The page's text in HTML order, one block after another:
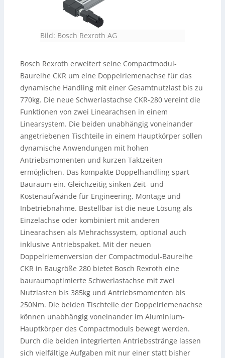
Bild: Bosch Rexroth AG
Bosch Rexroth erweitert seine Compactmodul-
Baureihe CKR um eine Doppelriemenachse für das
dynamische Handling mit einer Gesamtnutzlast bis zu
770kg. Die neue Schwerlastachse CKR-280 vereint die
Funktionen von zwei Linearachsen in einem
Linearsystem. Die beiden unabhängig voneinander
angetriebenen Tischteile in einem Hauptkörper sollen
dynamische Anwendungen mit hohen
Antriebsmomenten und kurzen Taktzeiten
ermöglichen. Das kompakte Doppelhandling spart
Bauraum ein. Gleichzeitig sinken Zeit- und
Kostenaufwände für Engineering, Montage und
Inbetriebnahme. Bestellbar ist die neue Lösung als
Einzelachse oder kombiniert mit anderen
Linearachsen als Mehrachssystem, optional auch
inklusive Antriebspaket. Mit der neuen
Doppelriemenversion der Compactmodul-Baureihe
CKR in Baugröße 280 bietet Bosch Rexroth eine
bauraumoptimierte Schwerlastachse mit zwei
Nutzlasten bis 385kg und Antriebsmomenten bis
250Nm. Die beiden Tischteile der Doppelriemenachse
können unabhängig voneinander im Aluminium-
Hauptkörper des Compactmoduls bewegt werden.
Durch die beiden integrierten Antriebsstränge lassen
sich vielfältige Aufgaben mit nur einer statt bisher